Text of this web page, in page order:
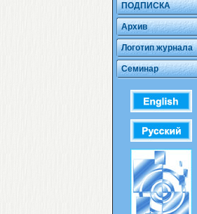
ПОДПИСКА
Архив
Логотип журнала
Семинар